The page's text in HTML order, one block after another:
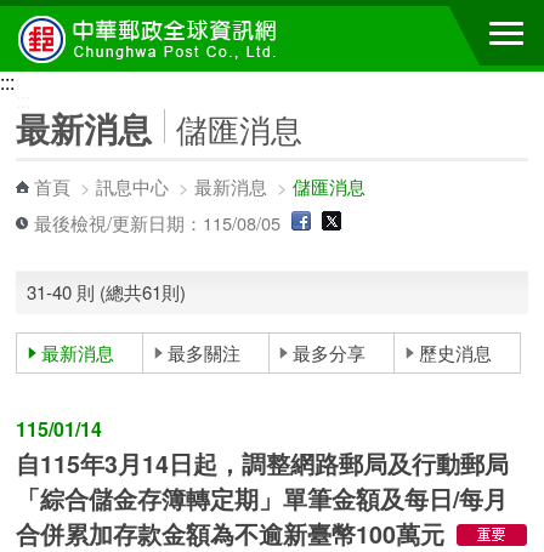
跳到主要內容區塊
:::
最新消息 儲匯消息
首頁 >訊息中心 >最新消息 >儲匯消息
最後檢視/更新日期：115/08/05
31-40 則 (總共61則)
最新消息 最多關注 最多分享 歷史消息
115/01/14
自115年3月14日起，調整網路郵局及行動郵局
「綜合儲金存簿轉定期」單筆金額及每日/每月
合併累加存款金額為不逾新臺幣100萬元